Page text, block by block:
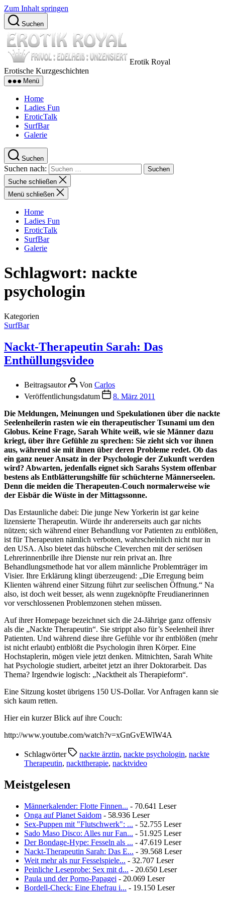
Zum Inhalt springen
Suchen
Erotik Royal
Erotische Kurzgeschichten
Menü
Home
Ladies Fun
EroticTalk
SurfBar
Galerie
Suchen
Suchen nach:
Suche schließen
Menü schließen
Home
Ladies Fun
EroticTalk
SurfBar
Galerie
Schlagwort: nackte
psychologin
Kategorien
SurfBar
Nackt-Therapeutin Sarah: Das
Enthüllungsvideo
Beitragsautor Von Carlos
Veröffentlichungsdatum
8. März 2011
Die Meldungen, Meinungen und Spekulationen über die nackte
Seelenheilerin rasten wie ein therapeutischer Tsunami um den
Globus. Keine Frage, Sarah White weiß, wie sie Männer dazu
kriegt, über ihre Gefühle zu sprechen: Sie zieht sich vor ihnen
aus, während sie mit ihnen über deren Probleme redet. Ob das
ein ganz neuer Ansatz in der Psychologie der Zukunft werden
wird? Abwarten, jedenfalls eignet sich Sarahs System offenbar
bestens als Entblätterungshilfe für schüchterne Männerseelen.
Denn die meiden die Therapeuten-Couch normalerweise wie
der Eisbär die Wüste in der Mittagssonne.
Das Erstaunliche dabei: Die junge New Yorkerin ist gar keine
lizensierte Therapeutin. Würde ihr andererseits auch gar nichts
nützen; sich während einer Behandlung vor Patienten zu entblößen,
ist für Therapeuten nämlich verboten, wahrscheinlich nicht nur in
den USA. Also bietet das hübsche Cleverchen mit der seriösen
Lehrerinnenbrille ihre Dienste nur rein privat an. Ihre
Behandlungsmethode hat vor allem männliche Problemträger im
Visier. Ihre Erklärung klingt überzeugend: „Die Erregung beim
Klienten während einer Sitzung führt zur seelischen Öffnung.“ Na
also, ist doch weit besser, als wenn zugeknöpfte Freudianerinnen
vor verschlossenen Problemzonen stehen müssen.
Auf ihrer Homepage bezeichnet sich die 24-Jährige ganz offensiv
als die „Nackte Therapeutin“. Sie strippt also für’s Seelenheil ihrer
Patienten. Und während diese ihre Gefühle vor ihr entblößen (mehr
ist nicht erlaubt) entblößt die Psychologin ihren Körper. Eine
Hochstaplerin, mögen viele jetzt denken. Mitnichten, Sarah White
hat Psychologie studiert, arbeitet jetzt an ihrer Doktorarbeit. Das
Thema? Irgendwie logisch: „Nacktheit als Therapieform“.
Eine Sitzung kostet übrigens 150 US-Dollar. Vor Anfragen kann sie
sich kaum retten.
Hier ein kurzer Blick auf ihre Couch:
http://www.youtube.com/watch?v=xGnGvEWlW4A
Schlagwörter nackte ärztin, nackte psychologin, nackte
Therapeutin, nackttherapie, nacktvideo
Meistgelesen
Männerkalender: Flotte Finnen... - 70.641 Leser
Onga auf Planet Saidom - 58.936 Leser
Sex-Puppen mit "Flutschwerk": ... - 52.755 Leser
Sado Maso Disco: Alles nur Fan... - 51.925 Leser
Der Bondage-Hype: Fesseln als ... - 47.619 Leser
Nackt-Therapeutin Sarah: Das E... - 39.568 Leser
Weit mehr als nur Fesselspiele... - 32.707 Leser
Peinliche Leseprobe: Sex mit d... - 20.650 Leser
Paula und der Porno-Papagei - 20.069 Leser
Bordell-Check: Eine Ehefrau i... - 19.150 Leser